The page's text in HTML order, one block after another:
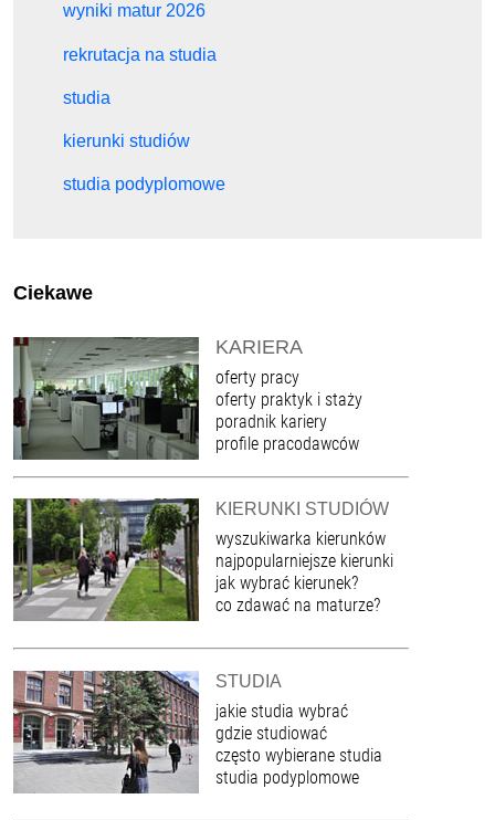
wyniki matur 2026
rekrutacja na studia
studia
kierunki studiów
studia podyplomowe
Ciekawe
KARIERA
oferty pracy
oferty praktyk i staży
poradnik kariery
profile pracodawców
KIERUNKI STUDIÓW
wyszukiwarka kierunków
najpopularniejsze kierunki
jak wybrać kierunek?
co zdawać na maturze?
STUDIA
jakie studia wybrać
gdzie studiować
często wybierane studia
studia podyplomowe